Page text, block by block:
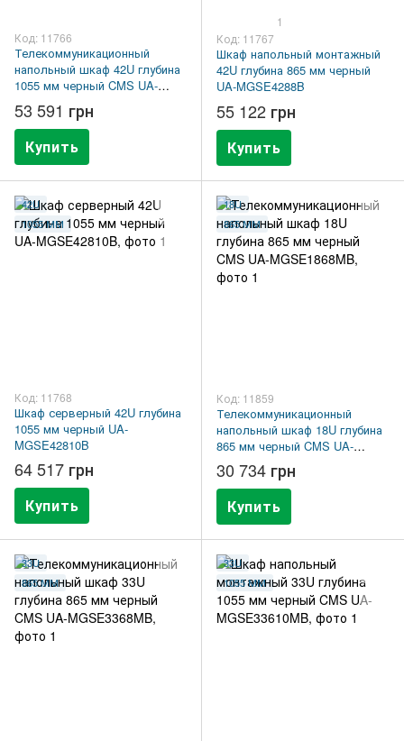
Код: 11766
Телекоммуникационный
напольный шкаф 42U глубина
1055 мм черный CMS UA-
MGSE42610MB
53 591 грн
Купить
1
Код: 11767
Шкаф напольный монтажный
42U глубина 865 мм черный
UA-MGSE4288B
55 122 грн
Купить
42U
1055 ММ
Код: 11768
Шкаф серверный 42U глубина
1055 мм черный UA-
MGSE42810B
64 517 грн
Купить
18U
865 ММ
Код: 11859
Телекоммуникационный
напольный шкаф 18U глубина
865 мм черный CMS UA-
MGSE1868MB
30 734 грн
Купить
33U
865 ММ
33U
1055 ММ